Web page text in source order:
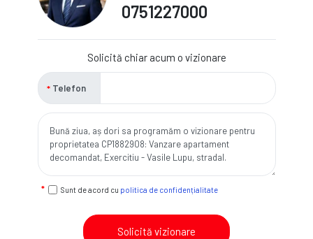
0751227000
Solicită chiar acum o vizionare
Telefon
Sunt de acord cu politica de confidențialitate
Solicită vizionare